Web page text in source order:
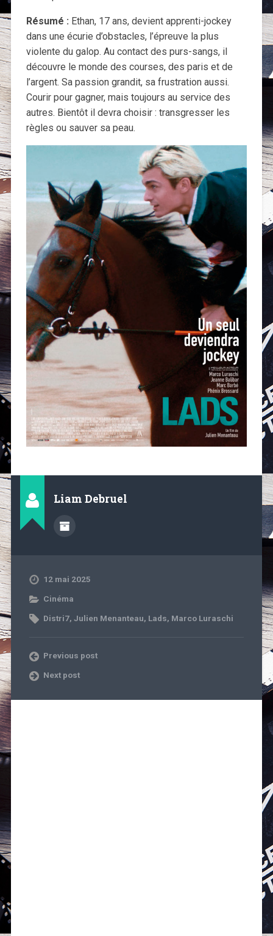
Résumé : Ethan, 17 ans, devient apprenti-jockey
dans une écurie d’obstacles, l’épreuve la plus
violente du galop. Au contact des purs-sangs, il
découvre le monde des courses, des paris et de
l’argent. Sa passion grandit, sa frustration aussi.
Courir pour gagner, mais toujours au service des
autres. Bientôt il devra choisir : transgresser les
règles ou sauver sa peau.
Liam Debruel
12 mai 2025
Cinéma
Distri7, Julien Menanteau, Lads, Marco Luraschi
Previous post
Next post